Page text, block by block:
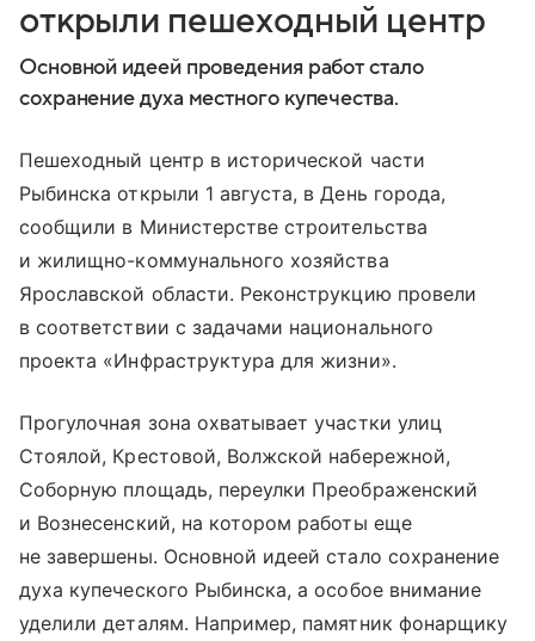
открыли пешеходный центр
Основной идеей проведения работ стало
сохранение духа местного купечества.
Пешеходный центр в исторической части
Рыбинска открыли 1 августа, в День города,
сообщили в Министерстве строительства
и жилищно-коммунального хозяйства
Ярославской области. Реконструкцию провели
в соответствии с задачами национального
проекта «Инфраструктура для жизни».
Прогулочная зона охватывает участки улиц
Стоялой, Крестовой, Волжской набережной,
Соборную площадь, переулки Преображенский
и Вознесенский, на котором работы еще
не завершены. Основной идеей стало сохранение
духа купеческого Рыбинска, а особое внимание
уделили деталям. Например, памятник фонарщику